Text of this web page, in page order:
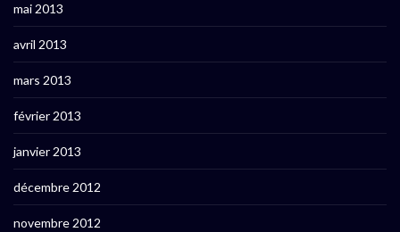
mai 2013
avril 2013
mars 2013
février 2013
janvier 2013
décembre 2012
novembre 2012